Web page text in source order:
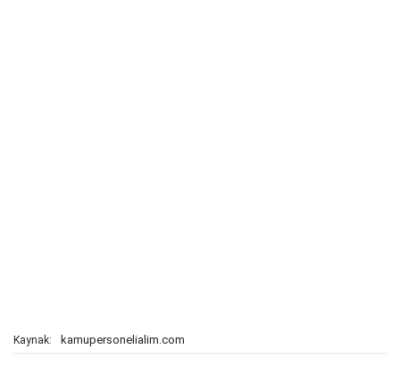
Kaynak: kamupersonelialim.com